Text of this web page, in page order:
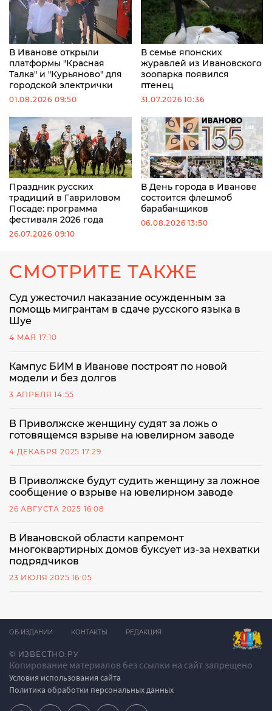
В Иванове открыли
платформы "Красная
Талка" и "Курьяново" для
городской электрички
01.08.2026 09:50
В семье японских
журавлей из Ивановского
зоопарка появился
птенец
31.07.2026 10:36
Праздник русских
традиций в Гавриловом
Посаде: программа
фестиваля 2026 года
26.07.2026 09:10
В День города в Иванове
состоится флешмоб
барабанщиков
06.08.2026 13:50
СМОТРИТЕ ТАКЖЕ
Суд ужесточил наказание осужденным за
помощь мигрантам в сдаче русского языка в
Шуе
4 МАЯ 17:10
Кампус БИМ в Иванове построят по новой
модели и без долгов
3 АПРЕЛЯ 14:55
В Приволжске женщину судят за ложь о
готовящемся взрыве на ювелирном заводе
4 ДЕКАБРЯ 2025 17:29
В Приволжске будут судить женщину за ложное
сообщение о взрыве на ювелирном заводе
26 АВГУСТА 2025 16:08
В Ивановской области капремонт
многоквартирных домов буксует из-за нехватки
подрядчиков
23 ИЮЛЯ 2025 16:05
© ИЗВЕСТНО.РУ
Копирование материалов без ссылки на сайт запрещено
Условия использования сайта
Политика обработки персональных данных
ОБ ИЗДАНИИ КОНТАКТЫ РЕДАКЦИЯ